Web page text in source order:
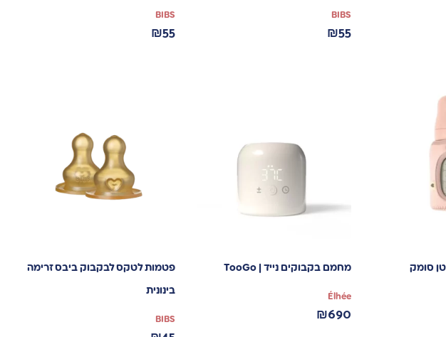
BIBS
₪55
BIBS
₪55
סומק מחמם בקבוקים נייד | TooGo
Élhée
₪690
פטמות לטקס לבקבוק ביבס זרימה
בינונית
BIBS